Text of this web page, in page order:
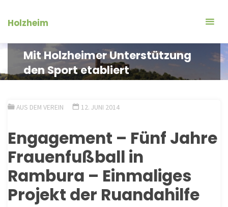
InhaltHolzheim
Mit Holzheimer Unterstützung
den Sport etabliert
AUS DEM VEREIN 12. JUNI 2014
Engagement – Fünf Jahre
Frauenfußball in
Rambura – Einmaliges
Projekt der Ruandahilfe